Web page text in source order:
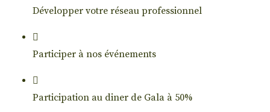
Développer votre réseau professionnel
Participer à nos événements
Participation au diner de Gala à 50%